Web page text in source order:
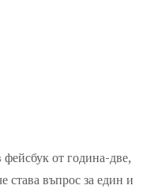
от година-две,
става въпрос за един и